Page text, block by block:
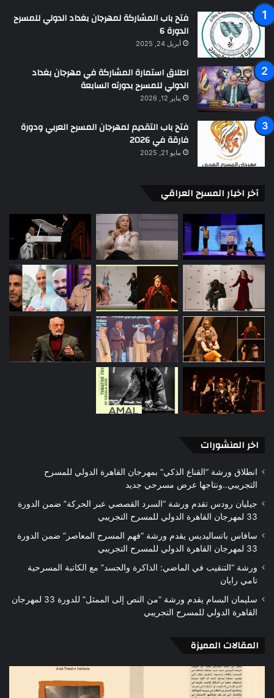
فتح باب المشاركة لمهرجان بغداد الدولي للمسرح
الدورة 6
أبريل 24, 2025
اطلاق استمارة المشاركة في مهرجان بغداد
الدولي للمسرح بدورته السابعة
يناير 12, 2026
فتح باب التقديم لمهرجان المسرح العربي ودورة
فارقة في 2026
مايو 21, 2025
آخر اخبار المسرح العراقي
اخر المنشورات
انطلاق ورشة “القناع الذكي” بمهرجان القاهرة الدولي للمسرح
التجريبي..ونتاجها عرض مسرحي جديد
جيليان رودس تقدم ورشة “السرد القصصي عبر الحركة” ضمن الدورة
33 لمهرجان القاهرة الدولي للمسرح التجريبي
سافاس باتساليديس يقدم ورشة “فهم المسرح المعاصر” ضمن الدورة
33 لمهرجان القاهرة الدولي للمسرح التجريبي
ورشة “التنقيب في الماضي: الذاكرة والجسد” مع الكاتبة المسرحية
تامي رايان
سليمان البسام يقدم ورشة “من النص إلى الممثل” للدورة 33 لمهرجان
القاهرة الدولي للمسرح التجريبي
المقالات المميزة